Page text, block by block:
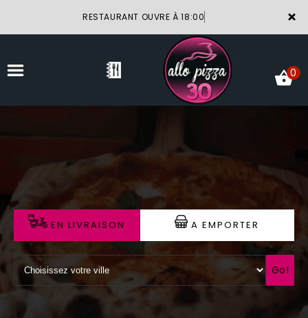
×
RESTAURANT OUVRE À 18:00
LA CARTE
VOTRE COMPTE
NOTRE RESTAURANT
VOS AVIS
MENTIONS LÉGALES
0
EN LIVRAISON A EMPORTER
Go!